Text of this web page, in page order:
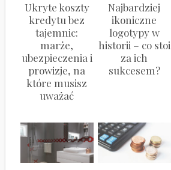
Ukryte koszty
kredytu bez
tajemnic:
marże,
ubezpieczenia i
prowizje, na
które musisz
uważać
Najbardziej
ikoniczne
logotypy w
historii – co stoi
za ich
sukcesem?